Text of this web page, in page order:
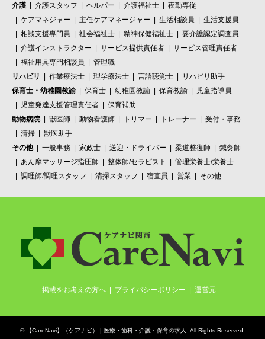
介護
介護スタッフ ヘルパー 介護福祉士
夜勤専従
ケアマネジャー
主任ケアマネージャー 生活相談員
生活支援員
相談支援専門員
社会福祉士 精神保健福祉士
要介護認定調査員
介護インストラクター
サービス提供責任者
サービス管理責任者
福祉用具専門相談員
管理職
リハビリ
作業療法士 理学療法士 言語聴覚士
リハビリ助手
保育士・幼稚園教諭
保育士 幼稚園教諭 保育教諭
児童指導員
児童発達支援管理責任者
保育補助
動物病院
獣医師 動物看護師 トリマー トレーナー
受付・事務
清掃
獣医助手
その他
一般事務 家政士 送迎・ドライバー 柔道整復師
鍼灸師
あん摩マッサージ指圧師
整体師/セラピスト
管理栄養士/栄養士
調理師/調理スタッフ
清掃スタッフ 宿直員 営業 その他
掲載をお考えの方へ プライバシーポリシー 運営元
© 【CareNavi】（ケアナビ） | 医療・歯科・介護・保育の求人‎ . All Rights Reserved.